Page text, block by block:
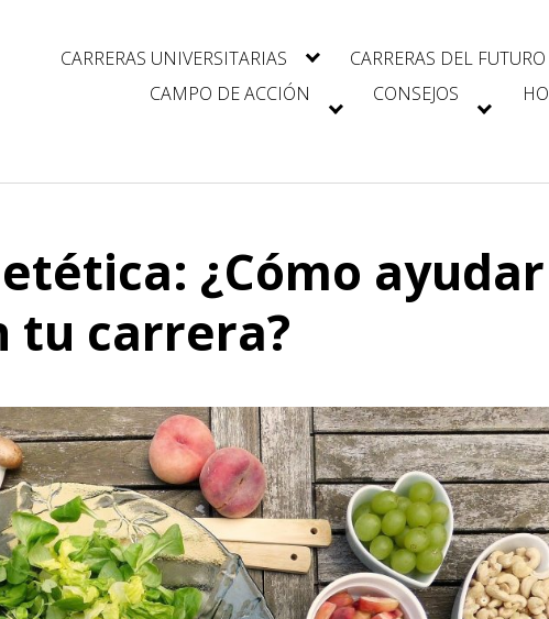
CARRERAS UNIVERSITARIAS
CARRERAS DEL FUTURO
CAMPO DE ACCIÓN
CONSEJOS
¿Cómo
tu carrera?